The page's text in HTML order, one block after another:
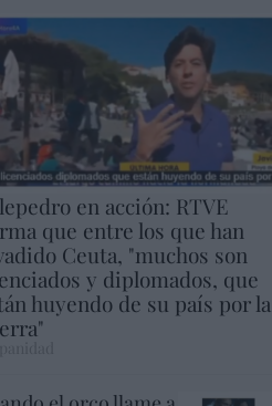
en acción: RTVE
que entre los que han
Ceuta, "muchos son
y diplomados, que
huyendo de su país por la